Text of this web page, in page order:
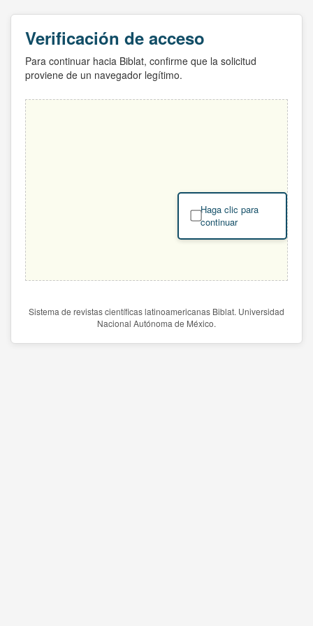
Verificación de acceso
Para continuar hacia Biblat, confirme que la solicitud
proviene de un navegador legítimo.
Haga clic para
continuar
Sistema de revistas científicas latinoamericanas Biblat. Universidad
Nacional Autónoma de México.